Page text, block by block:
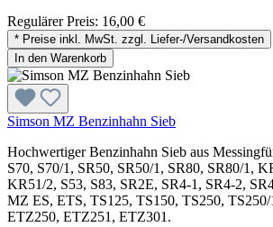
Regulärer Preis: 16,00 €
* Preise inkl. MwSt. zzgl. Liefer-/Versandkosten
In den Warenkorb
Simson MZ Benzinhahn Sieb
Hochwertiger Benzinhahn Sieb aus
S70, S70/1, SR50, SR50/1, SR80, SR80/1,
KR51/2, S53, S83, SR2E, SR4-1, SR4-2,
MZ ES, ETS, TS125, TS150, TS250,
ETZ250, ETZ251, ETZ301.